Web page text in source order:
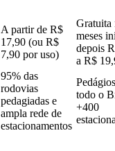
A partir de R$
17,90 (ou R$
7,90 por uso)
Gratuita
meses
depois
a R$
95% das
rodovias
pedagiadas e
ampla rede de
estacionamentos
todo o
+400